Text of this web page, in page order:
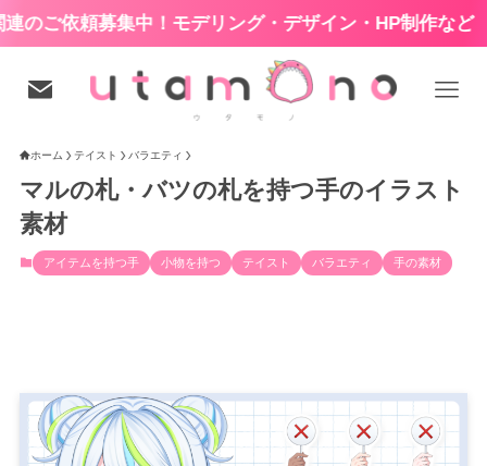
募集中！モデリング・デザイン・HP制作など
ホーム テイスト バラエティ
マルの札・バツの札を持つ手のイラスト
素材
アイテムを持つ手 小物を持つ テイスト バラエティ 手の素材